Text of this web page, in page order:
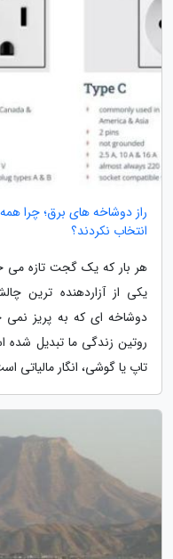
راز دوشاخه های برق؛ چرا
انتخاب نکردند؟
هر بار که یک گجت تازه می
یکی از آزاردهنده ترین
دوشاخه ای که به پریز نمی
تاپ یا گوشی، انگار مالیاتی